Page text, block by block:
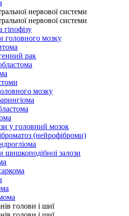
нервової системи
нервової системи
головного мозку
рак
мозку
у головний мозок
(нейрофіброми)
шишкоподібної залози
голови і шиї